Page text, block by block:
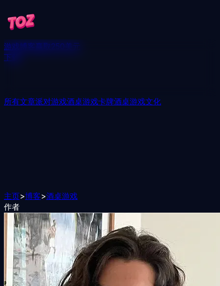
游戏博客赢取250美元
下载
所有文章派对游戏酒桌游戏卡牌酒桌游戏文化
主页>博客>酒桌游戏
作者